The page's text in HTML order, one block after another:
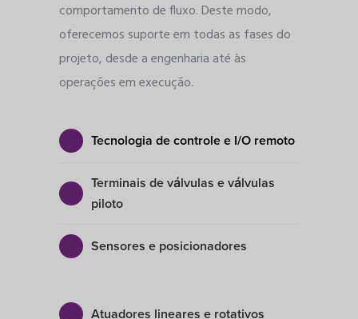
comportamento de fluxo. Deste modo,
oferecemos suporte em todas as fases do
projeto, desde a engenharia até às
operações em execução.
Tecnologia de controle e I/O remoto
Terminais de válvulas e válvulas
piloto
Sensores e posicionadores
Atuadores lineares e rotativos